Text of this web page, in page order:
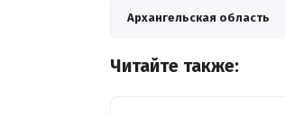
Архангельская область
Читайте также: